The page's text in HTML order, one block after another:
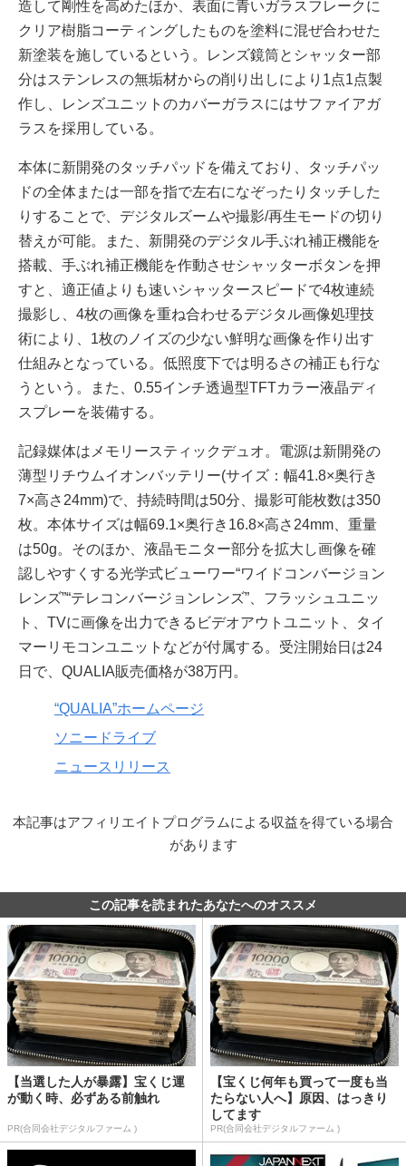
造して剛性を高めたほか、表面に青いガラスフレークに
クリア樹脂コーティングしたものを塗料に混ぜ合わせた
新塗装を施しているという。レンズ鏡筒とシャッター部
分はステンレスの無垢材からの削り出しにより1点1点製
作し、レンズユニットのカバーガラスにはサファイアガ
ラスを採用している。
本体に新開発のタッチパッドを備えており、タッチパッ
ドの全体または一部を指で左右になぞったりタッチした
りすることで、デジタルズームや撮影/再生モードの切り
替えが可能。また、新開発のデジタル手ぶれ補正機能を
搭載、手ぶれ補正機能を作動させシャッターボタンを押
すと、適正値よりも速いシャッタースピードで4枚連続
撮影し、4枚の画像を重ね合わせるデジタル画像処理技
術により、1枚のノイズの少ない鮮明な画像を作り出す
仕組みとなっている。低照度下では明るさの補正も行な
うという。また、0.55インチ透過型TFTカラー液晶ディ
スプレーを装備する。
記録媒体はメモリースティックデュオ。電源は新開発の
薄型リチウムイオンバッテリー(サイズ：幅41.8×奥行き
7×高さ24mm)で、持続時間は50分、撮影可能枚数は350
枚。本体サイズは幅69.1×奥行き16.8×高さ24mm、重量
は50g。そのほか、液晶モニター部分を拡大し画像を確
認しやすくする光学式ビューワー“ワイドコンバージョン
レンズ”“テレコンバージョンレンズ”、フラッシュユニッ
ト、TVに画像を出力できるビデオアウトユニット、タイ
マーリモコンユニットなどが付属する。受注開始日は24
日で、QUALIA販売価格が38万円。
“QUALIA”ホームページ
ソニードライブ
ニュースリリース
本記事はアフィリエイトプログラムによる収益を得ている場合
があります
この記事を読まれたあなたへのオススメ
【当選した人が暴露】宝くじ運
が動く時、必ずある前触れ
PR(合同会社デジタルファーム )
【宝くじ何年も買って一度も当
たらない人へ】原因、はっきり
してます
PR(合同会社デジタルファーム )